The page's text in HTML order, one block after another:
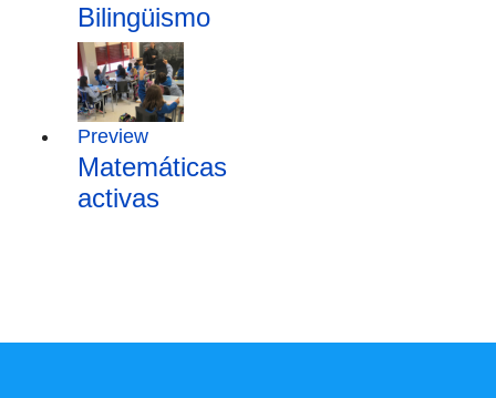
Bilingüismo
Preview
Matemáticas
activas